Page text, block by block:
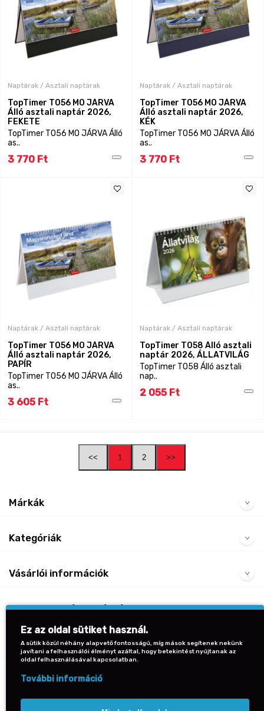
Naptárak / Asztali naptárak
TopTimer T056 MO JÁRVA
Álló asztali naptár 2026,
FEKETE
TopTimer T056 MO JÁRVA Álló
as..
3 770 Ft
Naptárak / Asztali naptárak
TopTimer T056 MO JÁRVA
Álló asztali naptár 2026,
KÉK
TopTimer T056 MO JÁRVA Álló
as..
3 770 Ft
Naptárak / Asztali naptárak
TopTimer T056 MO JÁRVA
Álló asztali naptár 2026,
PAPÍR
TopTimer T056 MO JÁRVA Álló
as..
3 605 Ft
Naptárak / Asztali naptárak
TopTimer T058 Álló asztali
naptár 2026, ÁLLATVILÁG
TopTimer T058 Álló asztali
nap..
2 055 Ft
<< 1 2 >>
Márkák
Kategóriák
Vásárlói információk
Gyakran Ismételt Kérdések
Kapcsolat
Vissza a lap tetejére
Ez az oldal sütiket használ.
A sütik közül néhány alapvető fontosságú, míg mások segítenek nekünk
javítani a felhasználói élményt azáltal, hogy betekintést nyújtanak az
oldal felhasználásával kapcsolatban.
További információ